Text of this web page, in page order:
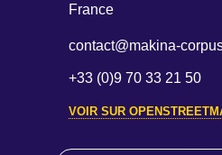
France
contact@makina-
+33 (0)9 70 33 21 50
VOIR SUR